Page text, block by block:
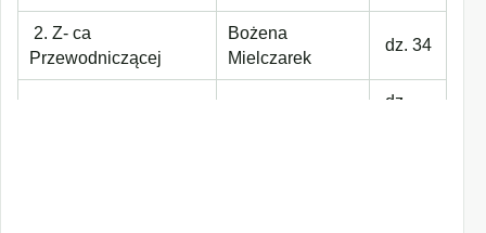
2. Z- ca
Przewodniczącej
Bożena
Mielczarek
dz. 34
dz.